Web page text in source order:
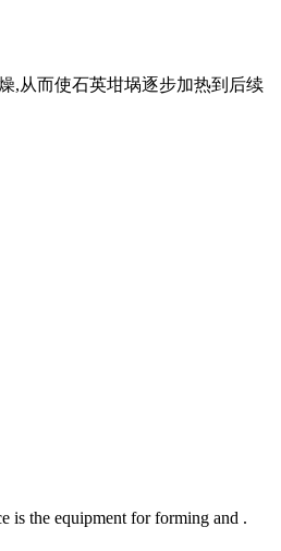
,从而使石英坩埚逐步加热到后续
the equipment for forming and .